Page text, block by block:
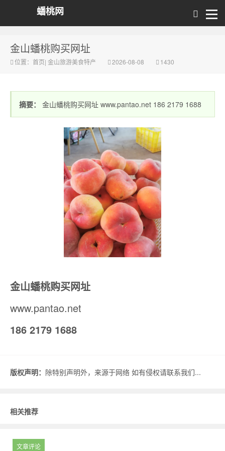
蟠桃网
金山蟠桃购买网址
位置： 首页| 金山旅游美食特产 2026-08-08 1430
摘要： 金山蟠桃购买网址 www.pantao.net 186 2179 1688
金山蟠桃购买网址
www.pantao.net
186 2179 1688
版权声明： 除特别声明外，来源于网络 如有侵权请联系我们...
相关推荐
文章评论